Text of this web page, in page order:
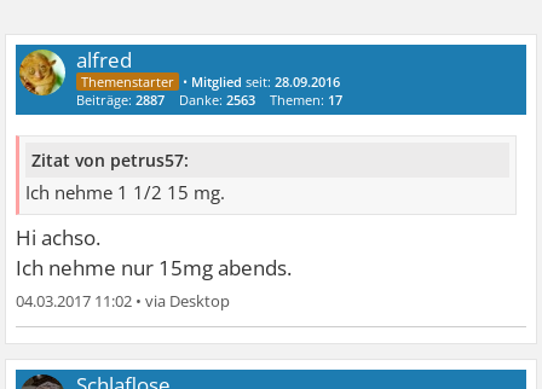
alfred
• Mitglied seit:28.09.2016
Beiträge:2887 Danke:2563 Themen: 17
Zitat von petrus57:
Ich nehme 1 1/2 15 mg.
Hi achso.
Ich nehme nur 15mg abends.
04.03.2017 11:02 •